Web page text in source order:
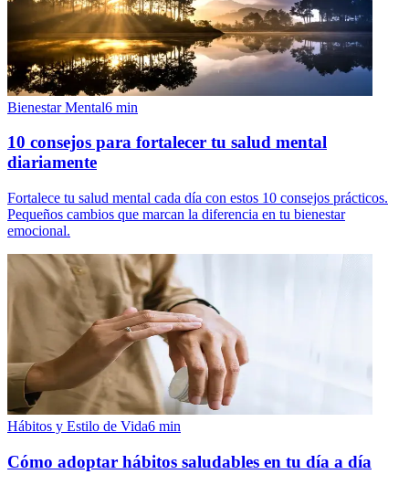
Bienestar Mental6 min
10 consejos para fortalecer tu salud mental
diariamente
Fortalece tu salud mental cada día con estos 10 consejos prácticos.
Pequeños cambios que marcan la diferencia en tu bienestar
emocional.
Hábitos y Estilo de Vida6 min
Cómo adoptar hábitos saludables en tu día a día